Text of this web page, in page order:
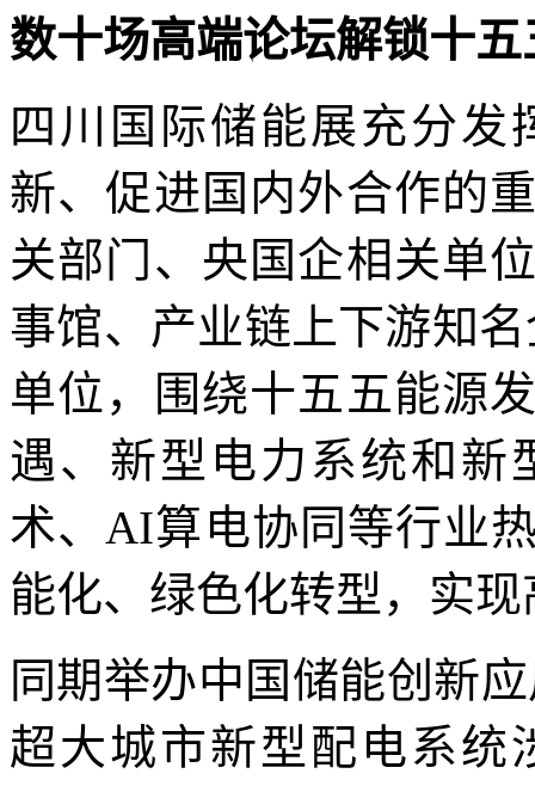
数十场高端论坛解锁十
四川国际储能展充分
新、促进国内外合作的
关部门、央国企相关单
事馆、产业链上下游知
单位，围绕十五五能源
遇、新型电力系统和新
术、AI算电协同等行业
能化、绿色化转型，实
同期举办中国储能创新
超大城市新型配电系统